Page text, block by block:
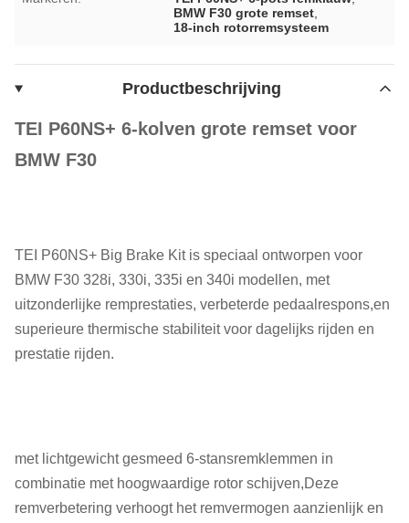
BMW F30 grote remset
18-inch rotorremsysteem
Productbeschrijving
TEI P60NS+ 6-kolven grote remset voor
BMW F30
TEI P60NS+ Big Brake Kit is speciaal ontworpen voor
BMW F30 328i, 330i, 335i en 340i modellen, met
uitzonderlijke remprestaties, verbeterde pedaalrespons,en
superieure thermische stabiliteit voor dagelijks rijden en
prestatie rijden.
met lichtgewicht gesmeed 6-stansremklemmen in
combinatie met hoogwaardige rotor schijven,Deze
remverbetering verhoogt het remvermogen aanzienlijk en